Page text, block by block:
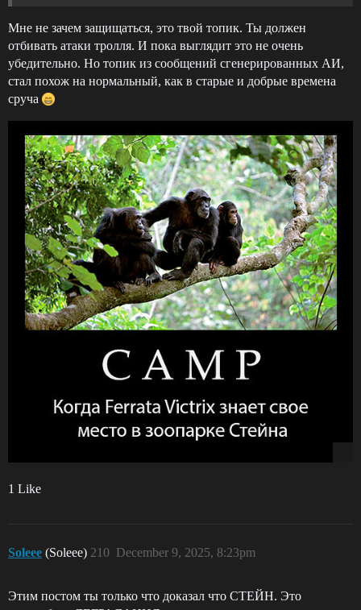
Мне не зачем защищаться, это твой топик. Ты должен
отбивать атаки тролля. И пока выглядит это не очень
убедительно. Но топик из сообщений сгенерированных АИ,
стал похож на нормальный, как в старые и добрые времена
сруча
1 Like
Soleee (Soleee) December 9, 2025, 8:23pm
210
Этим постом ты только что доказал что СТЕЙН. Это